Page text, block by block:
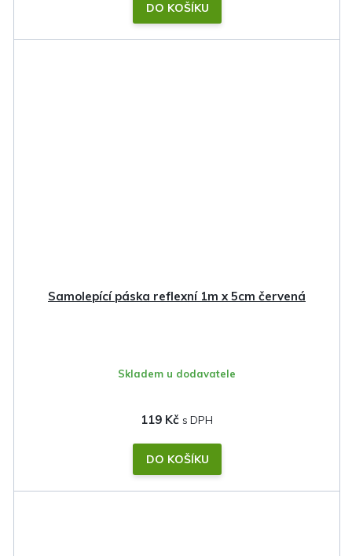
DO KOŠÍKU
Samolepící páska reflexní 1m x 5cm červená
Skladem u dodavatele
119 Kč
DO KOŠÍKU